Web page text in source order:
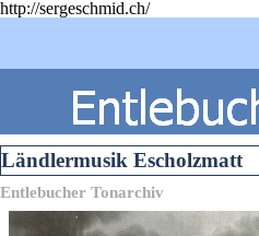
http://sergeschmid.ch/
Ländlermusik Escholzmatt
Entlebucher Tonarchiv